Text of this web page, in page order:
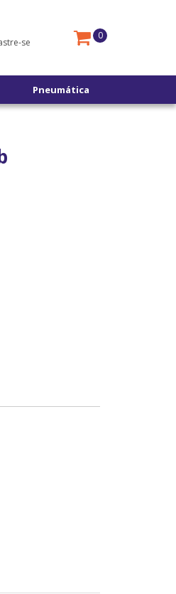
se
0
Pneumática